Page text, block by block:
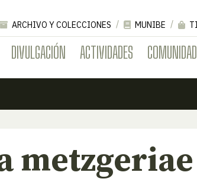
DIVULGACIÓN ACTIVIDADES COMUNIDAD
ARCHIVO Y COLECCIONES MUNIBE
metzgeriae